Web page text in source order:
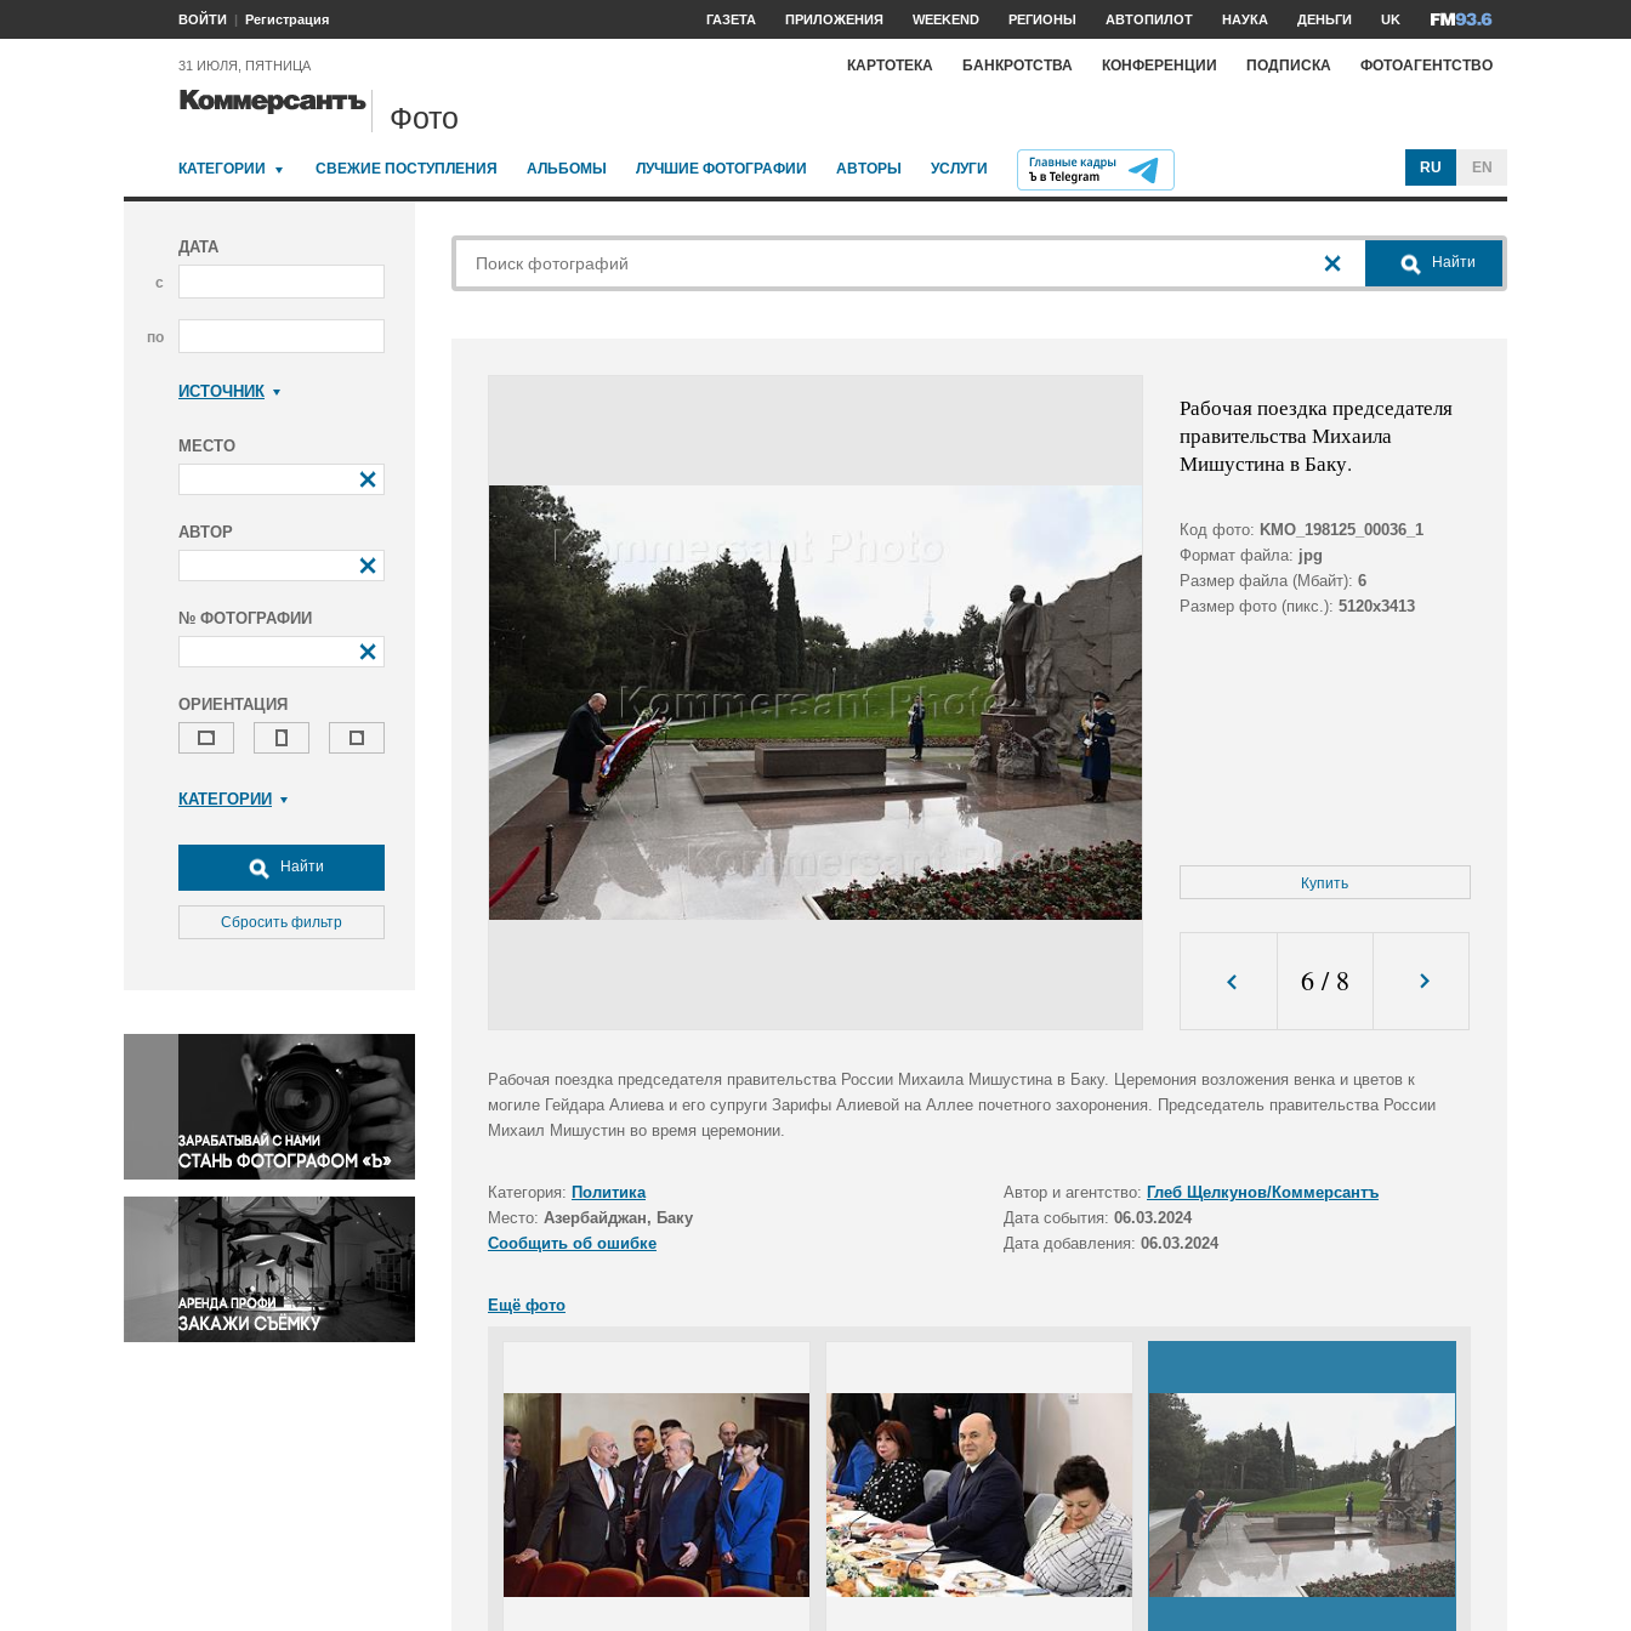
ВОЙТИ Регистрация ГАЗЕТА ПРИЛОЖЕНИЯ WEEKEND РЕГИОНЫ АВТОПИЛОТ НАУКА ДЕНЬГИ UK
31 ИЮЛЯ, ПЯТНИЦА КАРТОТЕКА БАНКРОТСТВА КОНФЕРЕНЦИИ ПОДПИСКА ФОТОАГЕНТСТВО
Фото
КАТЕГОРИИ СВЕЖИЕ ПОСТУПЛЕНИЯ АЛЬБОМЫ ЛУЧШИЕ ФОТОГРАФИИ АВТОРЫ УСЛУГИ RU EN
ДАТА
с
по
ИСТОЧНИК
МЕСТО
АВТОР
№ ФОТОГРАФИИ
ОРИЕНТАЦИЯ
КАТЕГОРИИ
Досуг, туризм и отдых
Культура
Медицина
Окружающая среда
Политика
Правосудие
Происшествия и конфликты
Религия
Светская жизнь
Спорт
Экология
Экономика и бизнес
Найти
Сбросить фильтр
Найти
Рабочая поездка председателя
правительства Михаила
Мишустина в Баку.
Код фото: KMO_198125_00036_1
Формат файла: jpg
Размер файла (Мбайт): 6
Размер фото (пикс.): 5120x3413
Купить
6/ 8
Рабочая поездка председателя правительства России Михаила Мишустина в Баку. Церемония возложения венка и цветов к
могиле Гейдара Алиева и его супруги Зарифы Алиевой на Аллее почетного захоронения. Председатель правительства России
Михаил Мишустин во время церемонии.
Категория: Политика Автор и агентство: Глеб Щелкунов/Коммерсантъ
Место: Азербайджан, Баку Дата события: 06.03.2024
Сообщить об ошибке
Дата добавления: 06.03.2024
Ещё фото